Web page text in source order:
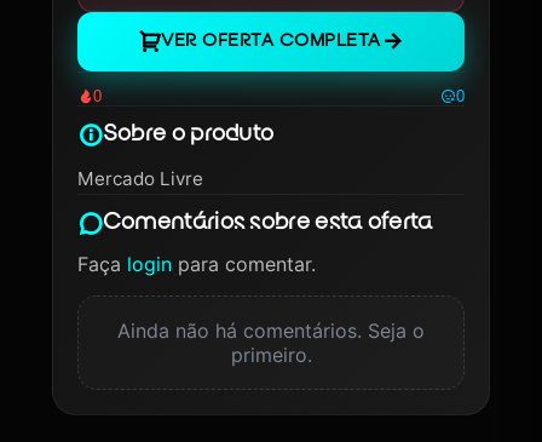
VER OFERTA COMPLETA
0 0
Sobre o produto
Mercado Livre
Comentários sobre esta oferta
Faça loginpara comentar.
Ainda não há comentários. Seja o
primeiro.